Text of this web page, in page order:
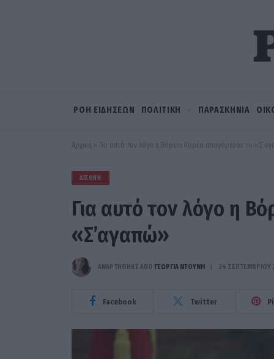
ΡΟΗ ΕΙΔΗΣΕΩΝ ΠΟΛΙΤΙΚΗ ΠΑΡΑΣΚΗΝΙΑ
Αρχική » Για αυτό τον λόγο η Βόρεια Κορέα απαγόρευσε το
ΔΙΕΘΝΉ
Για αυτό τον λόγο η
«Σ’αγαπώ»
ΑΝΑΡΤΗΘΗΚΕ ΑΠΟ ΓΕΩΡΓΊΑ ΝΤΟΎΝΗ 24 ΣΕΠΤΕΜΒΡΊΟΥ
Facebook Twitter